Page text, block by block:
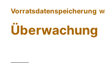
Vorratsdatenspeicherung
Überwachung